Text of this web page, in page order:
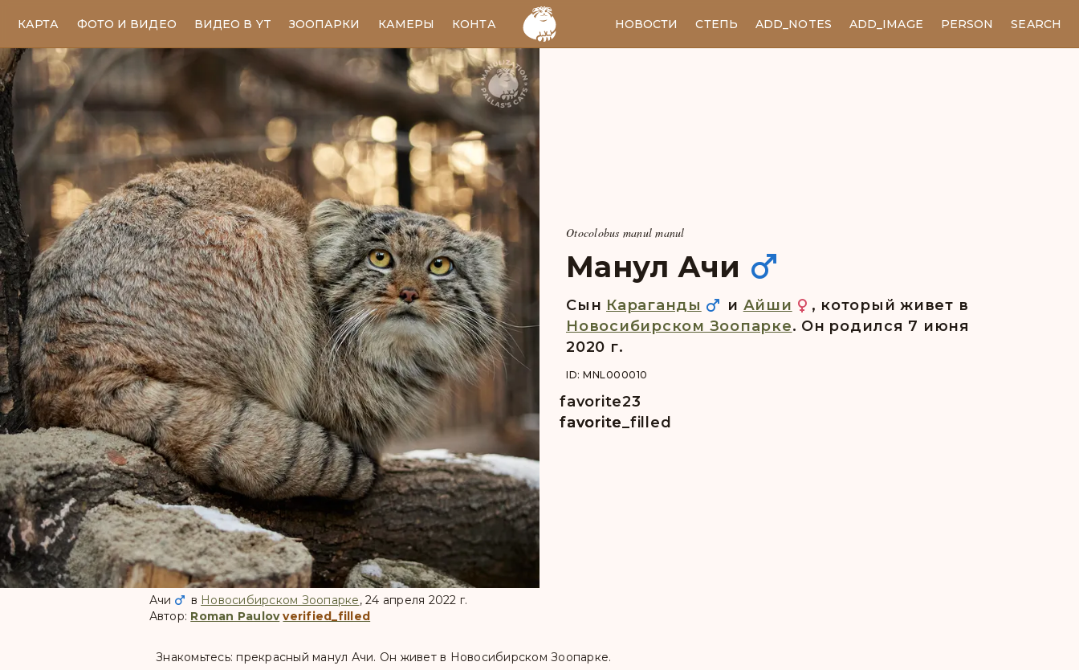
КАРТА ФОТО И ВИДЕО ВИДЕО В YT ЗООПАРКИ КАМЕРЫ КОНТАКТЫ EN НОВОСТИ СТЕПЬ ADD_NOTES ADD_IMAGE PERSON SEARCH
Ачи в Новосибирском Зоопарке, 24 апреля 2022 г.
Автор: Roman Paulov verified_filled
Otocolobus manul manul
Манул Ачи
Сын Караганды и Айши
, который живет в
Новосибирском Зоопарке. Он pодился 7 июня
2020 г.
ID: MNL000010
favorite
favorite
favorite_filled
23
Знакомьтесь: прекрасный манул Ачи. Он живет в Новосибирском Зоопарке.